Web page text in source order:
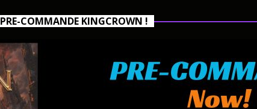
PRE-COMMANDE KINGCROWN !